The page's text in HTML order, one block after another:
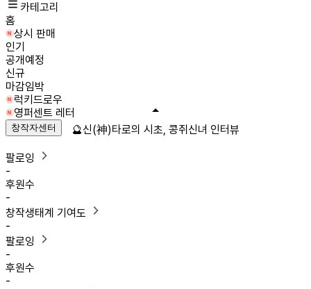
카테고리
홈
상시 판매
인기
공개예정
신규
마감임박
럭키드로우
영퍼센트 레터
창작자센터
팔로잉
-
후원수
-
창작생태계 기여도
-
팔로잉
-
후원수
-
🔮신(神)타로의 시초, 콩쥐신녀 인터뷰